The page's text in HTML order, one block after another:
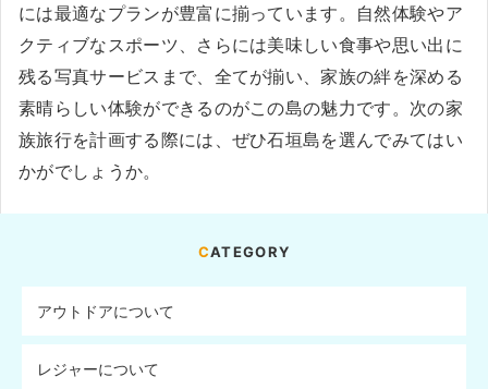
には最適なプランが豊富に揃っています。自然体験やア
クティブなスポーツ、さらには美味しい食事や思い出に
残る写真サービスまで、全てが揃い、家族の絆を深める
素晴らしい体験ができるのがこの島の魅力です。次の家
族旅行を計画する際には、ぜひ石垣島を選んでみてはい
かがでしょうか。
CATEGORY
アウトドアについて
レジャーについて